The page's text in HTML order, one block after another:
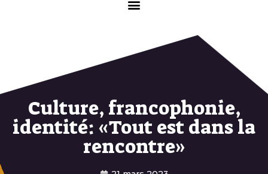
Culture, francophonie,
identité: «Tout est dans la
rencontre»